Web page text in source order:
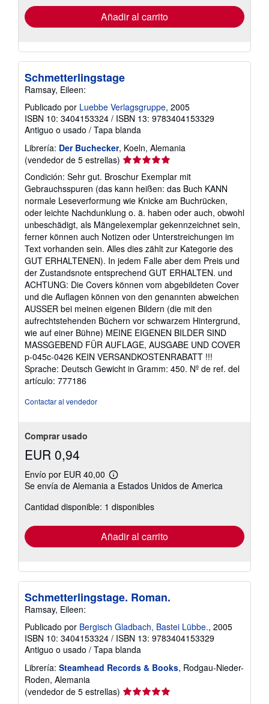
envío
Añadir al carrito
Schmetterlingstage
Ramsay, Eileen:
Publicado por Luebbe Verlagsgruppe, 2005
ISBN 10: 3404153324 / ISBN 13: 9783404153329
Antiguo o usado / Tapa blanda
Librería: Der Buchecker, Koeln, Alemania
(vendedor de 5 estrellas) Calificación
del
vendedor:
5
de
5
estrellas
Condición: Sehr gut. Broschur Exemplar mit
Gebrauchsspuren (das kann heißen: das Buch KANN
normale Leseverformung wie Knicke am Buchrücken,
oder leichte Nachdunklung o. ä. haben oder auch, obwohl
unbeschädigt, als Mängelexemplar gekennzeichnet sein,
ferner können auch Notizen oder Unterstreichungen im
Text vorhanden sein. Alles dies zählt zur Kategorie des
GUT ERHALTENEN). In jedem Falle aber dem Preis und
der Zustandsnote entsprechend GUT ERHALTEN. und
ACHTUNG: Die Covers können vom abgebildeten Cover
und die Auflagen können von den genannten abweichen
AUSSER bei meinen eigenen Bildern (die mit den
aufrechtstehenden Büchern vor schwarzem Hintergrund,
wie auf einer Bühne) MEINE EIGENEN BILDER SIND
MASSGEBEND FÜR AUFLAGE, AUSGABE UND COVER
p-045c-0426 KEIN VERSANDKOSTENRABATT !!!
Sprache: Deutsch Gewicht in Gramm: 450. Nº de ref. del
artículo: 777186
Contactar al vendedor
Comprar usado
EUR 0,94
Envío por EUR 40,00
Más
información
las
tarifas
envío
Se envía de Alemania a Estados Unidos de America
Cantidad disponible: 1 disponibles
Añadir al carrito
Schmetterlingstage. Roman.
Ramsay, Eileen:
Publicado por Bergisch Gladbach, Bastei Lübbe., 2005
ISBN 10: 3404153324 / ISBN 13: 9783404153329
Antiguo o usado / Tapa blanda
Librería: Steamhead Records & Books, Rodgau-Nieder-
Roden, Alemania
(vendedor de 5 estrellas) Calificación